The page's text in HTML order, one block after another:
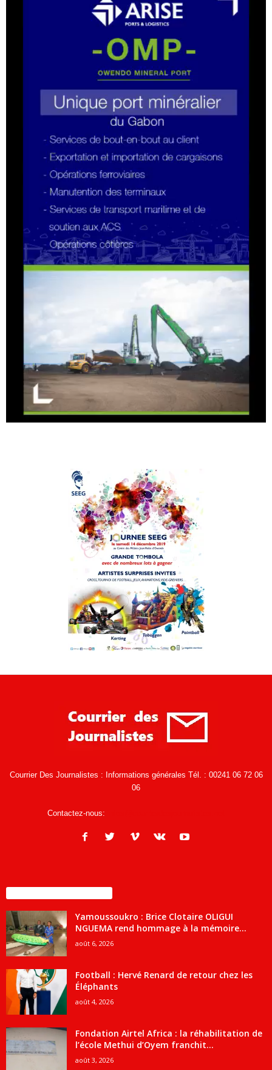
Courrier Des Journalistes : Informations générales Tél. : 00241 06 72 06
06
Contactez-nous:
Yamoussoukro : Brice Clotaire OLIGUI
NGUEMA rend hommage à la mémoire...
août 6, 2026
Football : Hervé Renard de retour chez les
Éléphants
août 4, 2026
Fondation Airtel Africa : la réhabilitation de
l’école Methui d’Oyem franchit...
août 3, 2026